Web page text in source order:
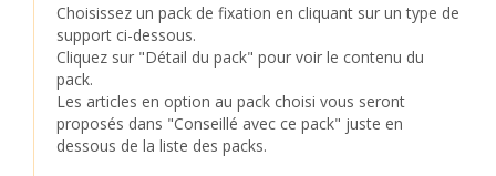
Choisissez un pack de fixation en cliquant sur un type de
support ci-dessous.
Cliquez sur "Détail du pack" pour voir le contenu du
pack.
Les articles en option au pack choisi vous seront
proposés dans "Conseillé avec ce pack" juste en
dessous de la liste des packs.